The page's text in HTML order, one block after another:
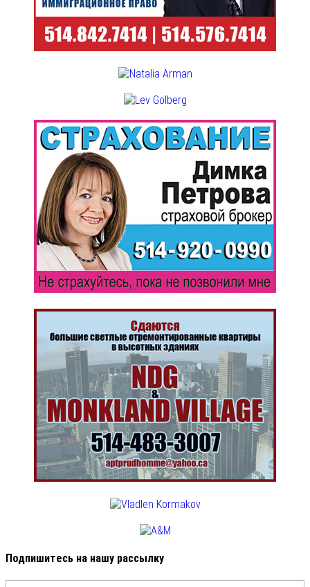
Подпишитесь на нашу рассылку